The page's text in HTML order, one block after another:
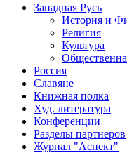
Западная Русь
История и
Религия
Культура
Россия
Славяне
Книжная полка
Худ. литература
Конференции
Разделы партнеров
Журнал "Аспект"